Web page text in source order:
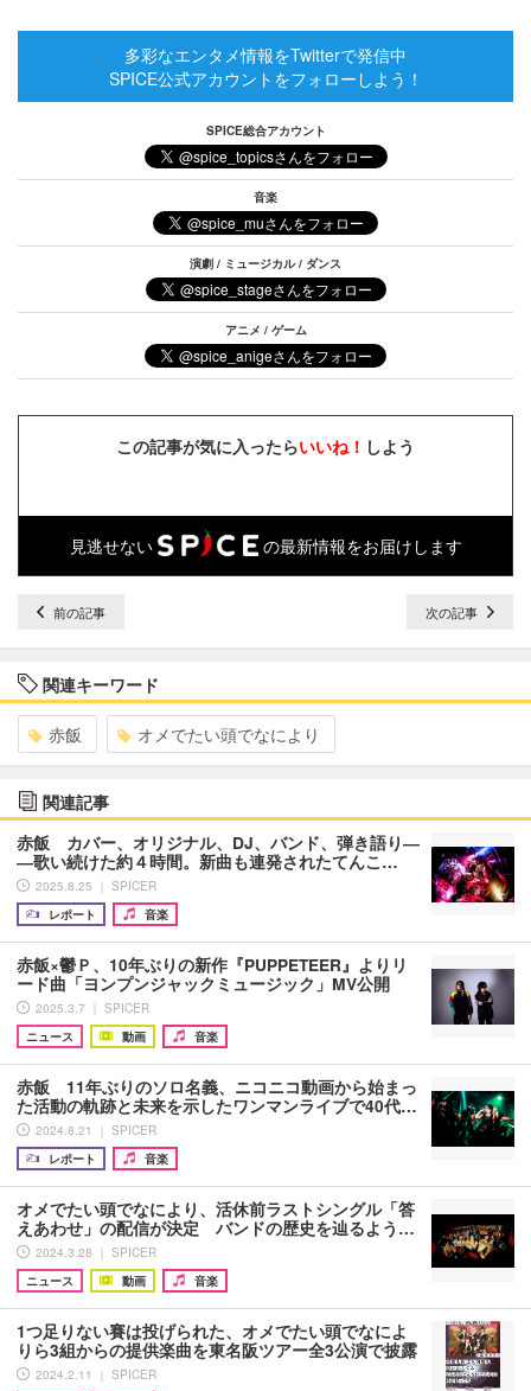
多彩なエンタメ情報をTwitterで発信中
SPICE公式アカウントをフォローしよう！
SPICE総合アカウント
音楽
演劇 / ミュージカル / ダンス
アニメ / ゲーム
この記事が気に入ったらいいね！ しよう
見逃せない の最新情報をお届けします
前の記事 次の記事
関連キーワード
赤飯 オメでたい頭でなにより
関連記事
赤飯 カバー、オリジナル、DJ、バンド、弾き語り―
―歌い続けた約４時間。新曲も連発されたてんこ…
2025.8.25 ｜ SPICER
レポート
音楽
赤飯×鬱Ｐ、10年ぶりの新作『PUPPETEER』よりリ
ード曲「ヨンプンジャックミュージック」MV公開
2025.3.7 ｜ SPICER
ニュース
動画 音楽
赤飯 11年ぶりのソロ名義、ニコニコ動画から始まっ
た活動の軌跡と未来を示したワンマンライブで40代…
2024.8.21 ｜ SPICER
レポート
音楽
オメでたい頭でなにより、活休前ラストシングル「答
えあわせ」の配信が決定 バンドの歴史を辿るよう…
2024.3.28 ｜ SPICER
ニュース
動画 音楽
1つ足りない賽は投げられた、オメでたい頭でなによ
りら3組からの提供楽曲を東名阪ツアー全3公演で披露
2024.2.11 ｜ SPICER